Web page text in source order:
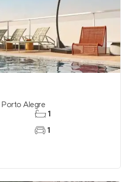
Porto Alegre
1
1